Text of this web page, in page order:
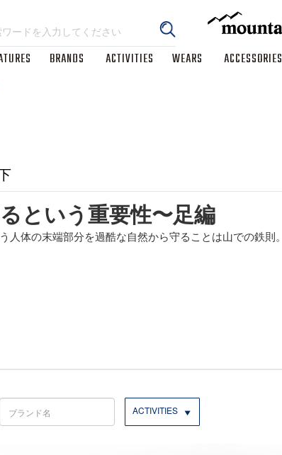
BRANDS ACTIVITIES WEARS ACCESSORIES
という重要性〜足編
人体の末端部分を過酷な自然から守ることは山での鉄則。
ACTIVITIES